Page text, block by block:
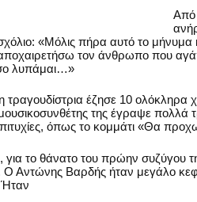
Από
«Μόλις πήρα αυτό το μήνυμα
τον άνθρωπο που
λυπάμαι…»
η τραγουδίστρια έζησε 10
της έγραψε πολλά
όπως το κομμάτι «Θα
για το θάνατο του πρώην
Ο Αντώνης Βαρδής ήταν μεγάλο
Ήταν